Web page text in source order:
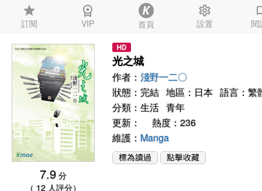
star
訂閱
workspace_premium
VIP 首頁
settings
設置 閱
7.9 分
（ 12 人評分）
光之城
作者： 淺野一二〇
狀態：完結 地區：日本 語言：繁
分類： 生活 青年
更新： 熱度：236
維護： Manga